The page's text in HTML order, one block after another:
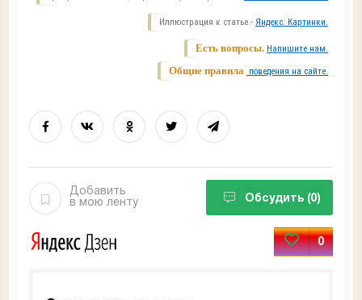
Иллюстрация к статье - Яндекс. Картинки.
Есть вопросы. Напишите нам.
Общие правила поведения на сайте.
Добавить
в мою ленту
Обсудить (0)
0